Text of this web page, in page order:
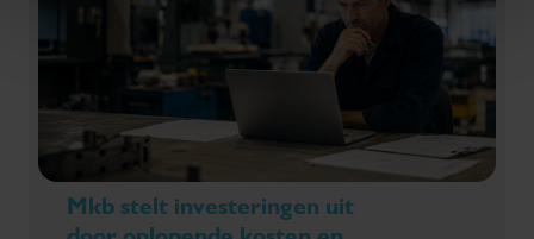
Mkb stelt investeringen uit